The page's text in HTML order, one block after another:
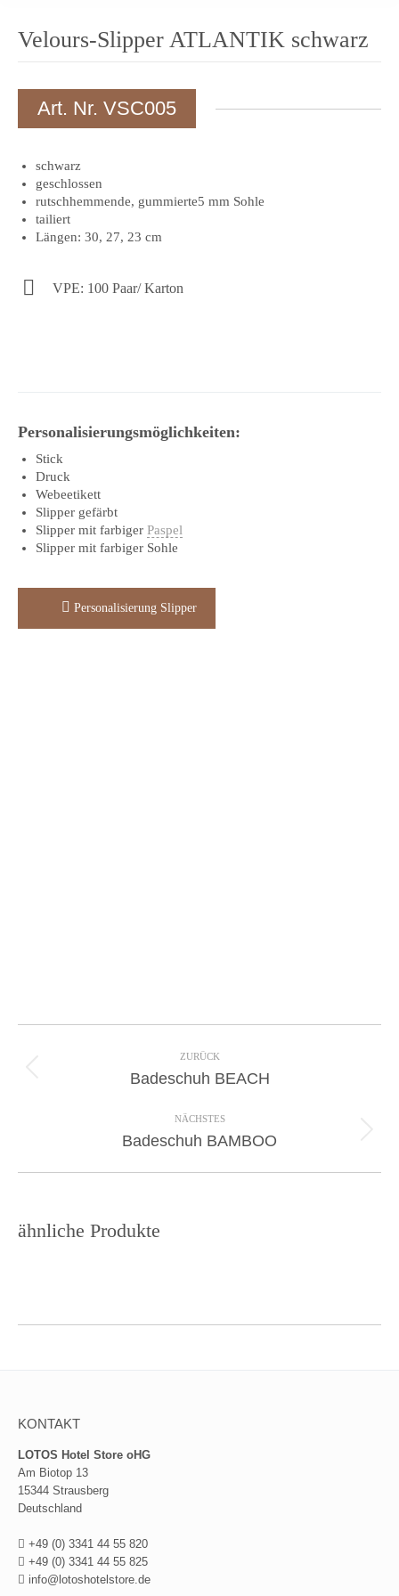
Velours-Slipper ATLANTIK schwarz
Art. Nr. VSC005
schwarz
geschlossen
rutschhemmende, gummierte5 mm Sohle
tailiert
Längen: 30, 27, 23 cm
VPE: 100 Paar/ Karton
Personalisierungsmöglichkeiten:
Stick
Druck
Webeetikett
Slipper gefärbt
Slipper mit farbiger Paspel
Slipper mit farbiger Sohle
Personalisierung Slipper
ZURÜCK
Previous
Badeschuh BEACH
NÄCHSTES
Next
Badeschuh BAMBOO
ähnliche Produkte
KONTAKT
LOTOS Hotel Store oHG
Am Biotop 13
15344 Strausberg
Deutschland
+49 (0) 3341 44 55 820
+49 (0) 3341 44 55 825
info@lotoshotelstore.de